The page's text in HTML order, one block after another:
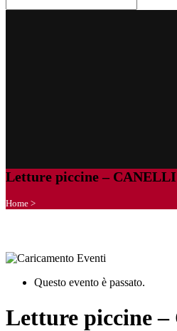
Letture piccine – CANELLI
Home >
Questo evento è passato.
Letture piccine